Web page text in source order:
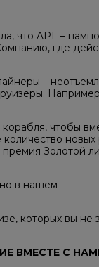
что APL –
где
–
чтобы
новых
Золотой
в нашем
которых вы не
ВМЕСТЕ С